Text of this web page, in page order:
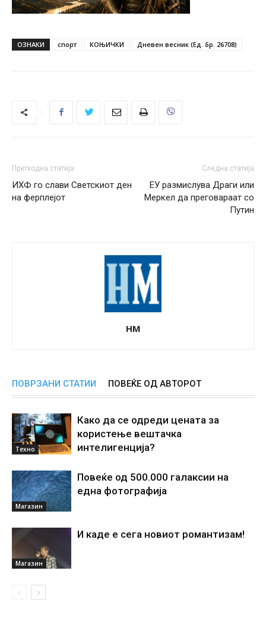
ОЗНАКИ спорт КОЊИЧКИ Дневен весник (Ед. бр. 26708)
Претходна статија
ИХФ го слави Светскиот ден
на ферплејот
Следна статија
ЕУ размислува Драги или
Меркел да преговараат со
Путин
НМ
ПОВРЗАНИ СТАТИИ ПОВЕЌЕ ОД АВТОРОТ
Техно
Како да се одреди цената за
користење вештачка
интелигенциjа?
Магазин
Повеќе од 500.000 галаксии на
една фотографија
Магазин
И каде е сега новиот романтизам!